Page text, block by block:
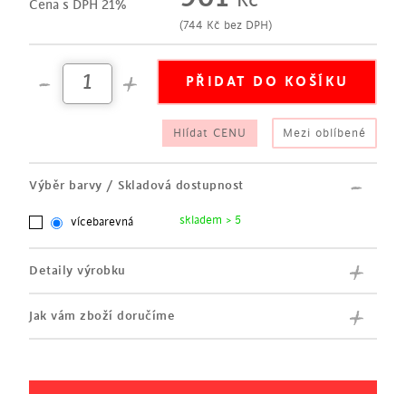
Cena s DPH 21%
(744 Kč bez DPH)
Hlídat CENU Mezi oblíbené
Výběr barvy / Skladová dostupnost
vícebarevná skladem > 5
Detaily výrobku
Jak vám zboží doručíme